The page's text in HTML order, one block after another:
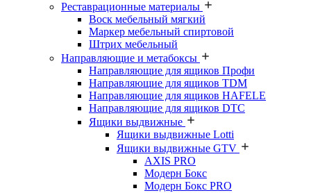
Реставрационные материалы
Воск мебельный мягкий
Маркер мебельный спиртовой
Штрих мебельный
Направляющие и метабоксы
Направляющие для ящиков Профи
Направляющие для ящиков TDM
Направляющие для ящиков HAFELE
Направляющие для ящиков DTC
Ящики выдвижные
Ящики выдвижные Lotti
Ящики выдвижные GTV
AXIS PRO
Модерн Бокс
Модерн Бокс PRO